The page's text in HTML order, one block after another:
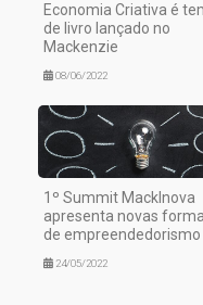
Economia Criativa é
de livro lançado no
Mackenzie
08/06/2022
1º Summit MackInova
apresenta novas
de empreendedorismo
24/05/2022